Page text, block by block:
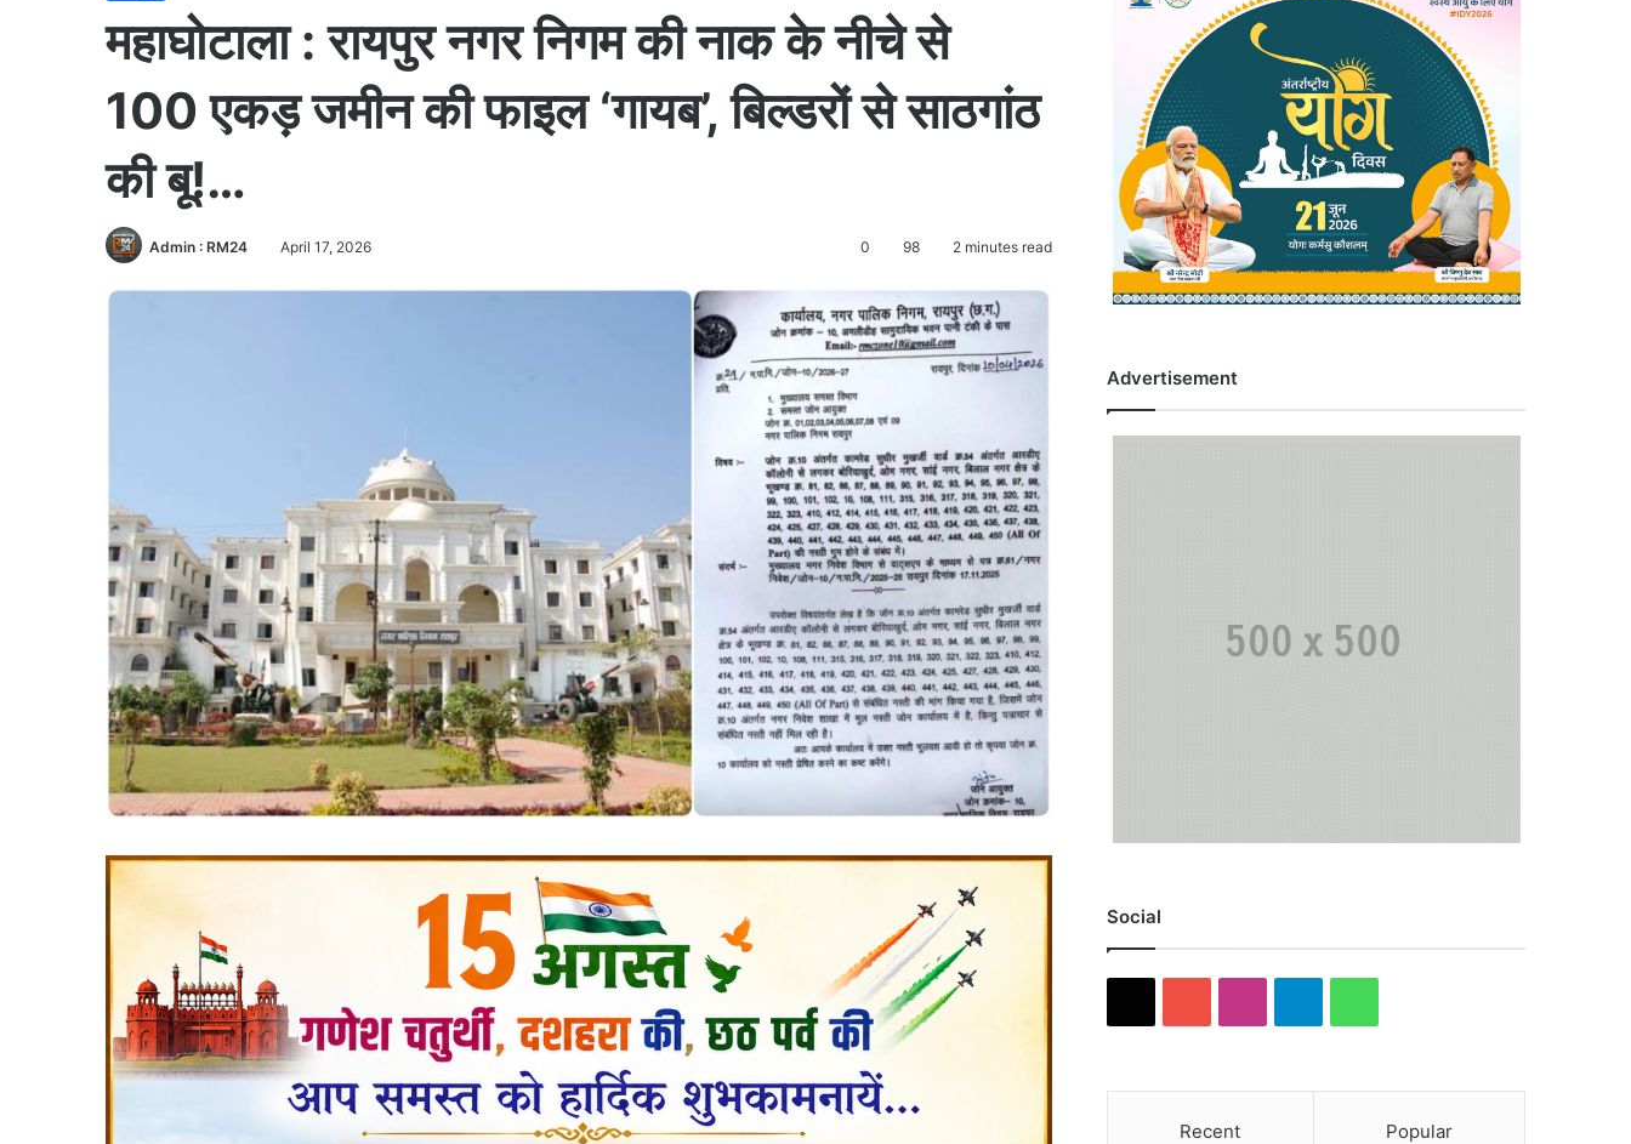
महाघोटाला : रायपुर नगर निगम की नाक के नीचे से
100 एकड़ जमीन की फाइल ‘गायब’, बिल्डरों से साठगांठ
की बू!…
Admin : RM24 April 17, 2026 0 98 2 minutes read
Advertisement
Social
Recent Popular